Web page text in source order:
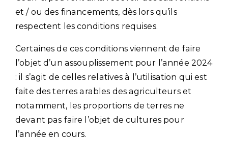
et / ou des financements, dès lors qu’ils
respectent les conditions requises.
Certaines de ces conditions viennent de faire
l’objet d’un assouplissement pour l’année 2024
: il s’agit de celles relatives à l’utilisation qui est
faite des terres arables des agriculteurs et
notamment, les proportions de terres ne
devant pas faire l’objet de cultures pour
l’année en cours.